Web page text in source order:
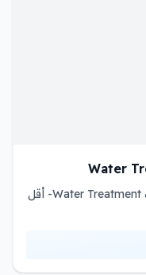
دورة تطويرية عن معالجة و تحلية المياه Water Treatment- أقل